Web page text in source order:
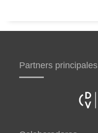
Partners principales